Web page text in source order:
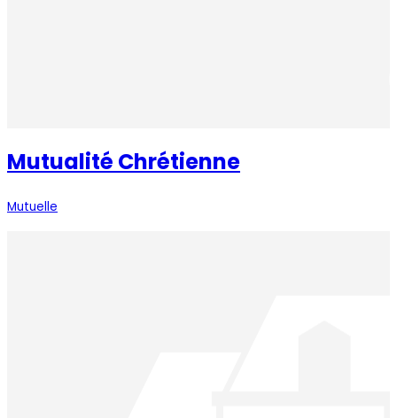
Mutualité Chrétienne
Mutuelle